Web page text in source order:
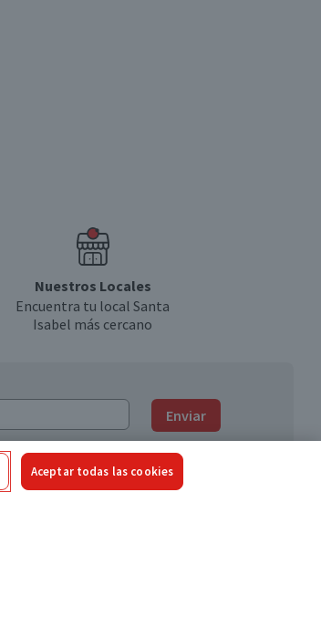
Nuestros Locales
Encuentra tu local Santa
Isabel más cercano
Enviar
Aceptar todas las cookies